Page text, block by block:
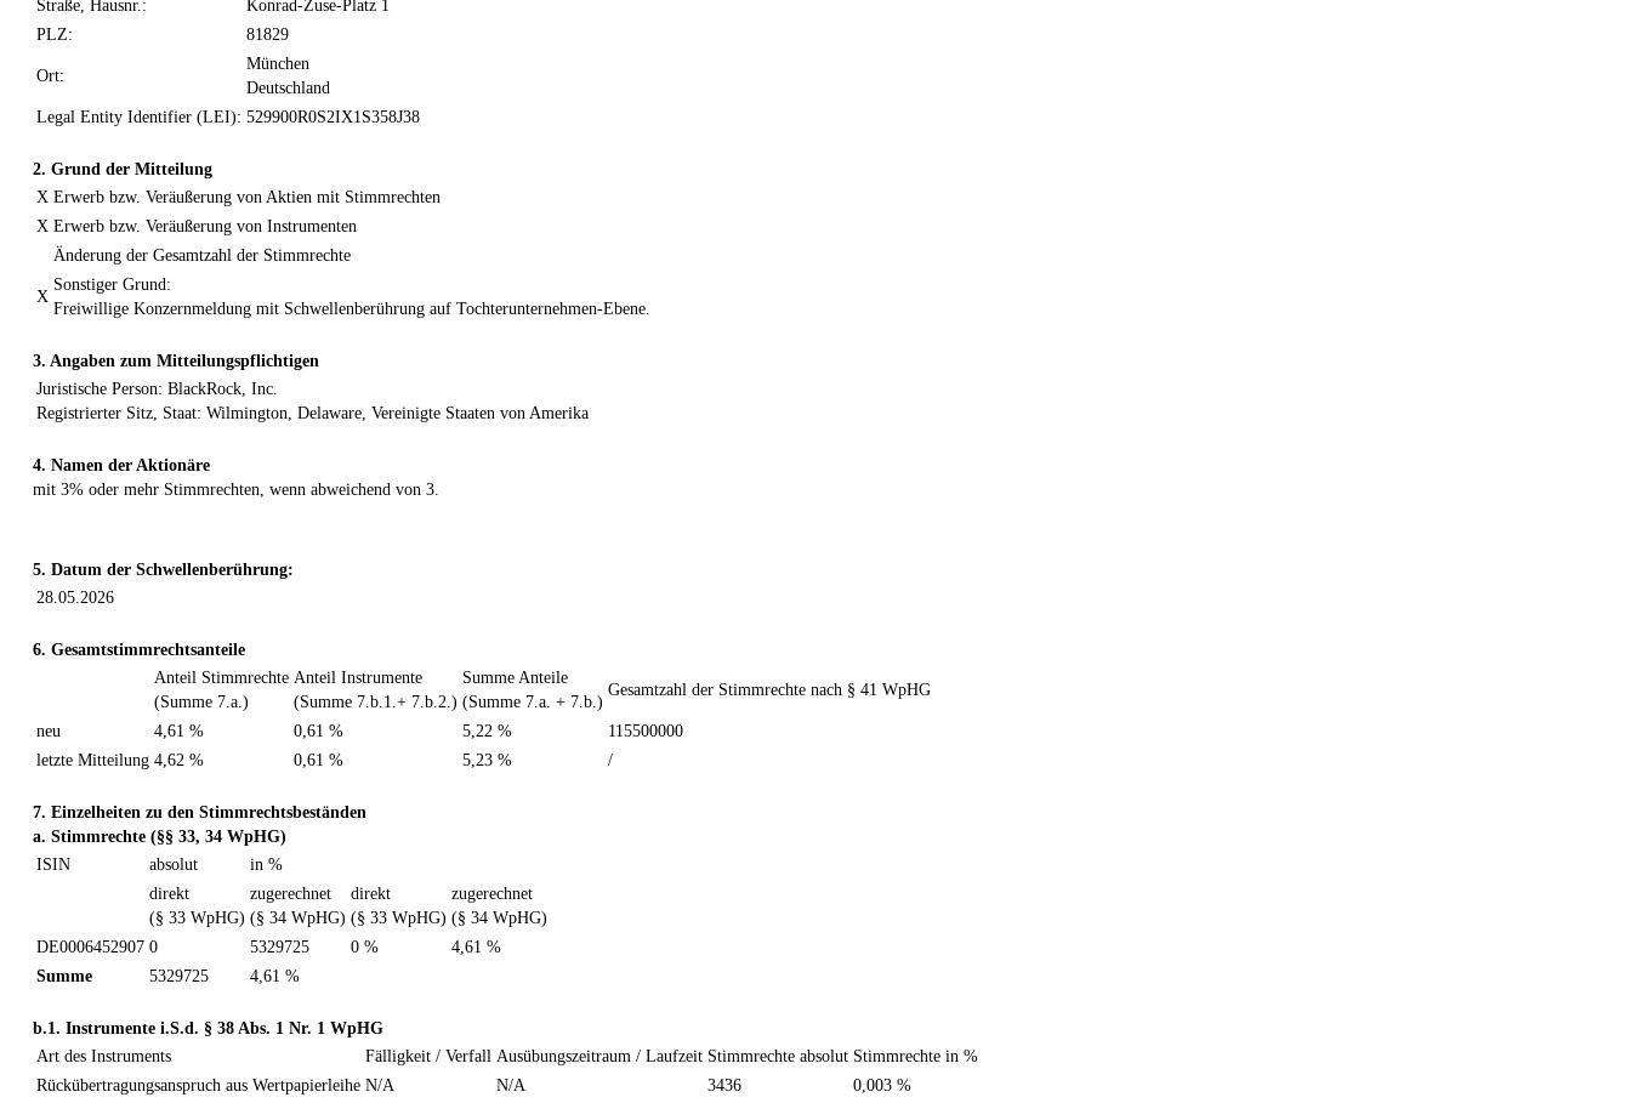
Straße, Hausnr.:
Konrad-Zuse-Platz 1
PLZ:
81829
Ort:
München
Deutschland
Legal Entity Identifier (LEI): 529900R0S2IX1S358J38
2. Grund der Mitteilung
X Erwerb bzw. Veräußerung von Aktien mit Stimmrechten
X Erwerb bzw. Veräußerung von Instrumenten
Änderung der Gesamtzahl der Stimmrechte
X
Sonstiger Grund:
Freiwillige Konzernmeldung mit Schwellenberührung auf Tochterunternehmen-Ebene.
3. Angaben zum Mitteilungspflichtigen
Juristische Person: BlackRock, Inc.
Registrierter Sitz, Staat: Wilmington, Delaware, Vereinigte Staaten von Amerika
4. Namen der Aktionäre
mit 3% oder mehr Stimmrechten, wenn abweichend von 3.
5. Datum der Schwellenberührung:
28.05.2026
6. Gesamtstimmrechtsanteile
Anteil Stimmrechte
(Summe 7.a.)
Anteil Instrumente
(Summe 7.b.1.+ 7.b.2.)
Summe Anteile
(Summe 7.a. + 7.b.)
Gesamtzahl der Stimmrechte nach § 41 WpHG
neu 4,61 % 0,61 % 5,22 %
115500000
letzte Mitteilung 4,62 % 0,61 % 5,23 % /
7. Einzelheiten zu den Stimmrechtsbeständen
a. Stimmrechte (§§ 33, 34 WpHG)
ISIN
absolut
in %
direkt
(§ 33 WpHG)
zugerechnet
(§ 34 WpHG)
direkt
(§ 33 WpHG)
zugerechnet
(§ 34 WpHG)
DE0006452907 0 5329725 0 %
4,61 %
Summe
5329725 4,61 %
b.1. Instrumente i.S.d. § 38 Abs. 1 Nr. 1 WpHG
Art des Instruments
Fälligkeit / Verfall Ausübungszeitraum / Laufzeit Stimmrechte absolut Stimmrechte in %
Rückübertragungsanspruch aus Wertpapierleihe N/A N/A 3436
0,003 %